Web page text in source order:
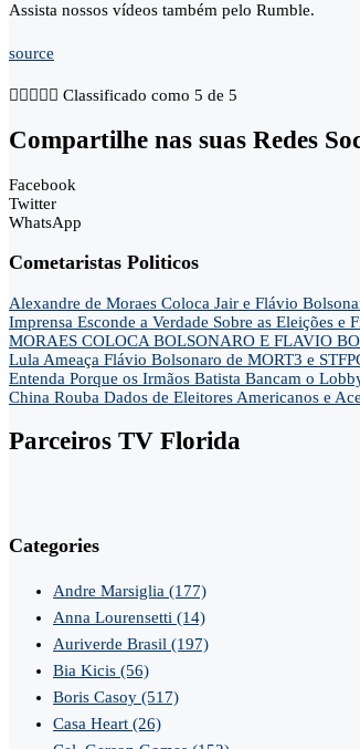
Assista nossos vídeos também pelo Rumble.
source
     Classificado como 5 de 5
Compartilhe nas suas Redes
Facebook
Twitter
WhatsApp
Cometaristas Politicos
Alexandre de Moraes Coloca Jair e Flávio
Imprensa Esconde a Verdade Sobre as Eleições e
MORAES COLOCA BOLSONARO E FLAVIO
Lula Ameaça Flávio Bolsonaro de MORT3 e
Entenda Porque os Irmãos Batista Bancam o
China Rouba Dados de Eleitores Americanos e
Parceiros TV Florida
Categories
Andre Marsiglia (177)
Anna Lourensetti (14)
Auriverde Brasil (197)
Bia Kicis (56)
Boris Casoy (517)
Casa Heart (26)